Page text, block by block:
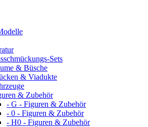
Sets
& Büsche
& Viadukte
& Zubehör
- G - Figuren & Zubehör
- 0 - Figuren & Zubehör
- H0 - Figuren & Zubehör